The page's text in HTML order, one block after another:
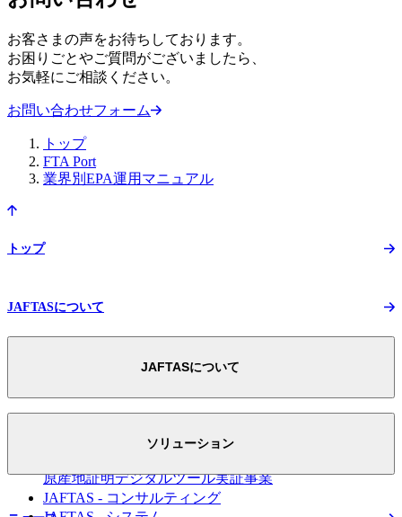
お客さまの声をお待ちしております。
お困りごとやご質問がございましたら、
お気軽にご相談ください。
お問い合わせフォーム
トップ
FTA Port
業界別EPA運用マニュアル
トップ
JAFTASについて
JAFTASについて
スマートEPAへの取り組み
原産地証明デジタルツール実証事業
ソリューション
JAFTAS - コンサルティング